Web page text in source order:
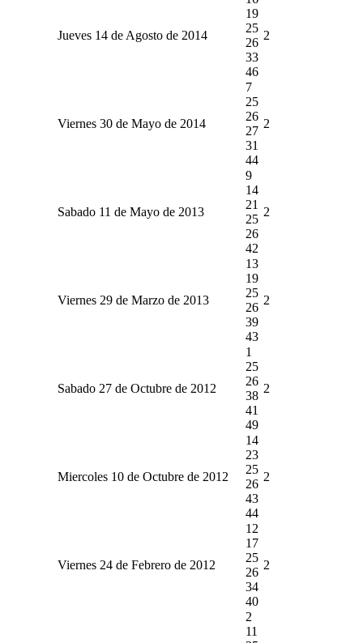
Jueves 14 de Agosto de 2014
19
25
26
33
46
2
Viernes 30 de Mayo de 2014
7
25
26
27
31
44
2
Sabado 11 de Mayo de 2013
9
14
21
25
26
42
2
Viernes 29 de Marzo de 2013
13
19
25
26
39
43
2
Sabado 27 de Octubre de 2012
1
25
26
38
41
49
2
Miercoles 10 de Octubre de 2012
14
23
25
26
43
44
2
Viernes 24 de Febrero de 2012
12
17
25
26
34
40
2
2
11